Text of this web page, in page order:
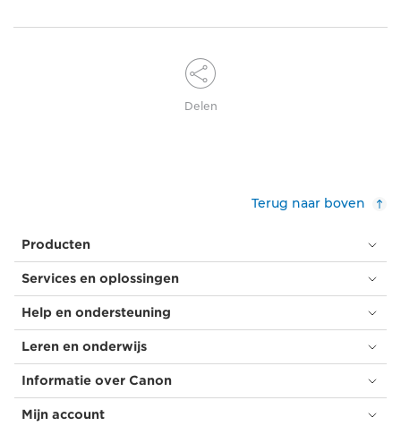
Delen
Terug naar boven
Producten
Services en oplossingen
Help en ondersteuning
Leren en onderwijs
Informatie over Canon
Mijn account